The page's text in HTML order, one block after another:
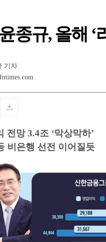
종규, 올해 ‘
기자
전망 3.4조 ‘막상막하’
비은행 선전 이어질듯